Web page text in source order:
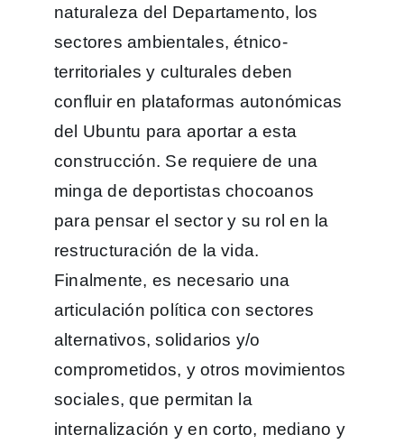
naturaleza del Departamento, los
sectores ambientales, étnico-
territoriales y culturales deben
confluir en plataformas autonómicas
del Ubuntu para aportar a esta
construcción. Se requiere de una
minga de deportistas chocoanos
para pensar el sector y su rol en la
restructuración de la vida.
Finalmente, es necesario una
articulación política con sectores
alternativos, solidarios y/o
comprometidos, y otros movimientos
sociales, que permitan la
internalización y en corto, mediano y